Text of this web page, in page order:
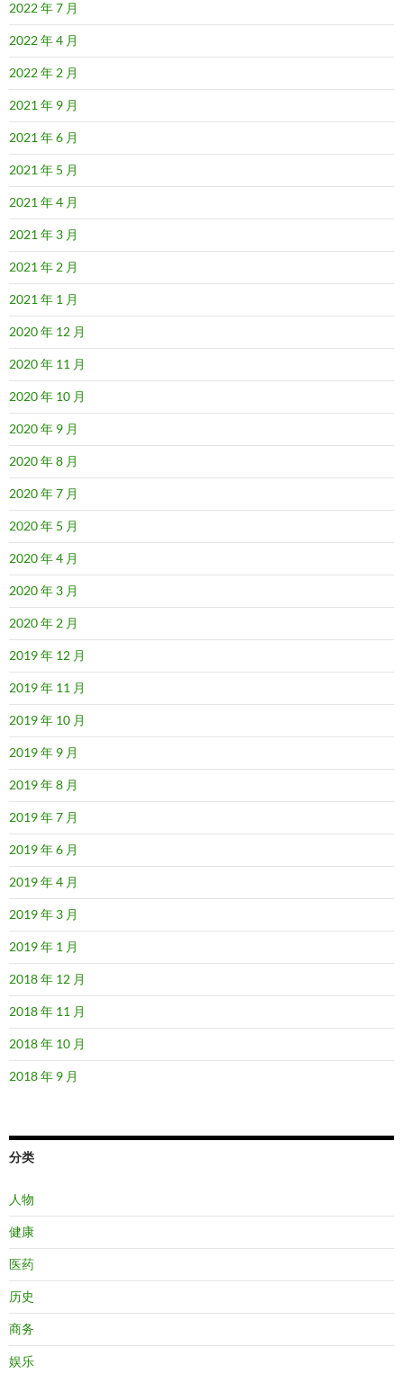
2022 年 7 月
2022 年 4 月
2022 年 2 月
2021 年 9 月
2021 年 6 月
2021 年 5 月
2021 年 4 月
2021 年 3 月
2021 年 2 月
2021 年 1 月
2020 年 12 月
2020 年 11 月
2020 年 10 月
2020 年 9 月
2020 年 8 月
2020 年 7 月
2020 年 5 月
2020 年 4 月
2020 年 3 月
2020 年 2 月
2019 年 12 月
2019 年 11 月
2019 年 10 月
2019 年 9 月
2019 年 8 月
2019 年 7 月
2019 年 6 月
2019 年 4 月
2019 年 3 月
2019 年 1 月
2018 年 12 月
2018 年 11 月
2018 年 10 月
2018 年 9 月
分类
人物
健康
医药
历史
商务
娱乐